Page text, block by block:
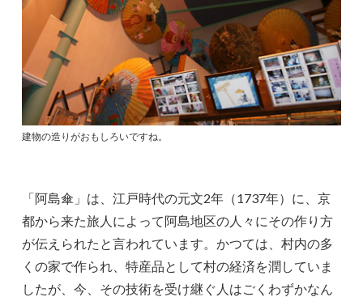
建物の造りがおもしろいですね。
「阿島傘」は、江戸時代の元文2年（1737年）に、京
都から来た旅人によって阿島地区の人々にその作り方
が伝えられたと言われています。かつては、村内の多
くの家で作られ、特産品として村の経済を潤していま
したが、今、その技術を受け継ぐ人はごくわずかなん